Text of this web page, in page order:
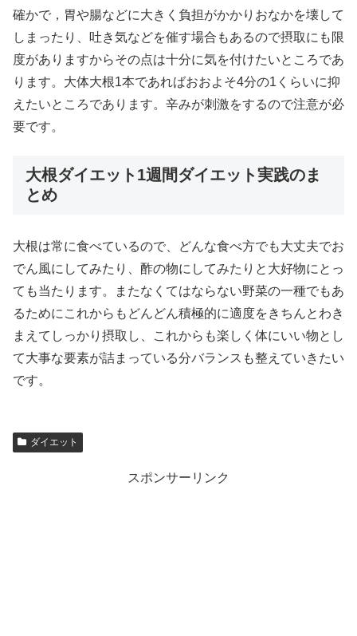
確かで，胃や腸などに大きく負担がかかりおなかを壊して
しまったり、吐き気などを催す場合もあるので摂取にも限
度がありますからその点は十分に気を付けたいところであ
ります。大体大根1本であればおおよそ4分の1くらいに抑
えたいところであります。辛みが刺激をするので注意が必
要です。
大根ダイエット1週間ダイエット実践のま
とめ
大根は常に食べているので、どんな食べ方でも大丈夫でお
でん風にしてみたり、酢の物にしてみたりと大好物にとっ
ても当たります。またなくてはならない野菜の一種でもあ
るためにこれからもどんどん積極的に適度をきちんとわき
まえてしっかり摂取し、これからも楽しく体にいい物とし
て大事な要素が詰まっている分バランスも整えていきたい
です。
ダイエット
スポンサーリンク